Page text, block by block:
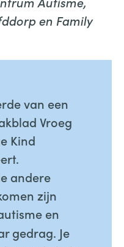
en Family
van een
Vroeg
Kind
andere
zijn
en
gedrag. Je